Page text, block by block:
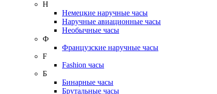
Н
Немецкие наручные часы
Наручные авиационные часы
Необычные часы
Ф
Французские наручные часы
F
Fashion часы
Б
Бинарные часы
Брутальные часы